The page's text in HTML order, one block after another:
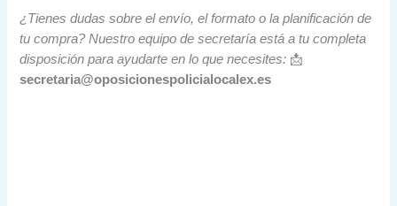
¿Tienes dudas sobre el envío, el formato o la planificación de
tu compra? Nuestro equipo de secretaría está a tu completa
disposición para ayudarte en lo que necesites: 📩
secretaria@oposicionespolicialocalex.es